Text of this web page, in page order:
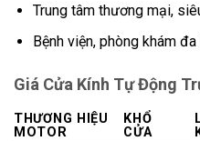
Trung tâm thương mại,
Bệnh viện, phòng khám đa
Giá Cửa Kính Tự Động
THƯƠNG HIỆU
MOTOR
KHỔ
CỬA